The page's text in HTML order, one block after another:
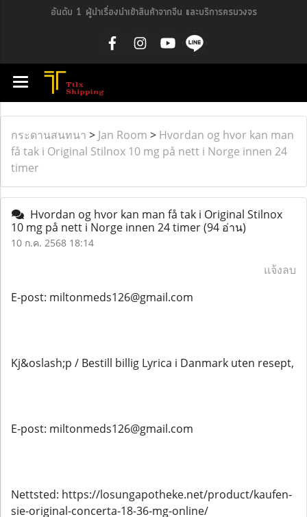
อันดับ 1 ผู้นำเรื่องนำเข้าสินค้าจากจีน และบริการครบวงจร
กระดานสนทนา > Jan Room > Hvordan og hvor kan man
få tak i Original Stilnox 10 mg på nett i Norge innen 24
timer
Hvordan og hvor kan man få tak i Original Stilnox
10 mg på nett i Norge innen 24 timer(94 อ่าน)
10 ก.ค. 2568 18:14
แจ้งลบ
E-post: miltonmeds126@gmail.com
Kj&oslash;p / Bestill billig Lyrica i Danmark uten resept,
E-post: miltonmeds126@gmail.com
Nettsted: https://losungapotheke.net/product/kaufen-
sie-original-concerta-18-36-mg-online/